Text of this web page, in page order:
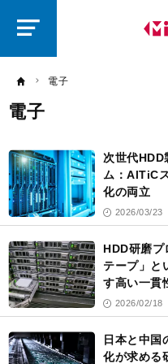
電子
電子
次世代HDD
ム：AlTiC
化の両立
2026/03/23
HDD研磨プ
テープ」と
す高い一貫
2026/02/18
日本と中国
化が求める